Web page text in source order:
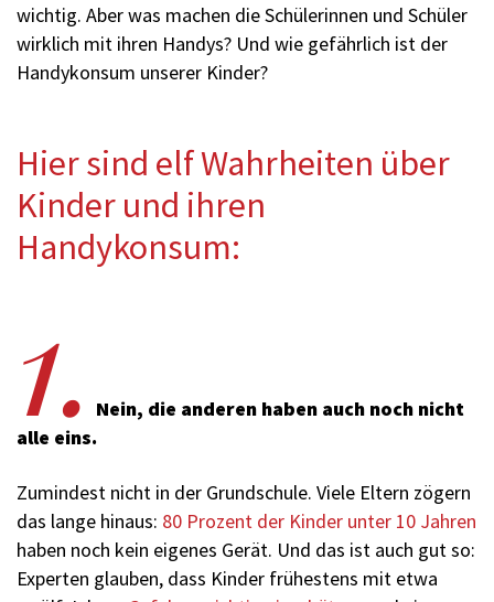
wichtig. Aber was machen die Schülerinnen und Schüler
wirklich mit ihren Handys? Und wie gefährlich ist der
Handykonsum unserer Kinder?
Hier sind elf Wahrheiten über
Kinder und ihren
Handykonsum:
1.
Nein, die anderen haben auch noch nicht
alle eins.
Zumindest nicht in der Grundschule. Viele Eltern zögern
das lange hinaus: 80 Prozent der Kinder unter 10 Jahren
haben noch kein eigenes Gerät. Und das ist auch gut so:
Experten glauben, dass Kinder frühestens mit etwa